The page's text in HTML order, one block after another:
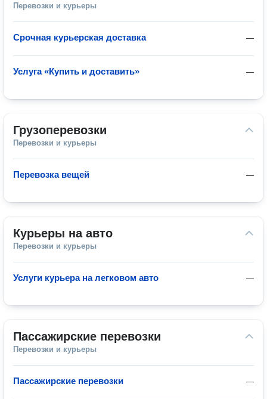
Перевозки и курьеры
—
Срочная курьерская доставка
—
Услуга «Купить и доставить»
Грузоперевозки
Перевозки и курьеры
—
Перевозка вещей
Курьеры на авто
Перевозки и курьеры
—
Услуги курьера на легковом авто
Пассажирские перевозки
Перевозки и курьеры
—
Пассажирские перевозки